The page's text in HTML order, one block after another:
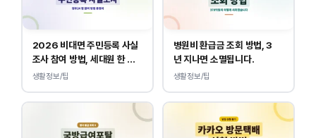
2026 비대면 주민등록 사실
조사 참여 방법, 세대원 한 명
만 하면 됩니다.
생활정보/팁
병원비 환급금 조회 방법, 3
년 지나면 소멸됩니다.
생활정보/팁